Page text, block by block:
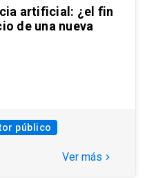
artificial: ¿el fin
de una nueva
público
Ver más keyboard_arrow_right